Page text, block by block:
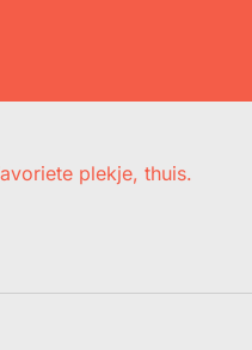
plekje, thuis.